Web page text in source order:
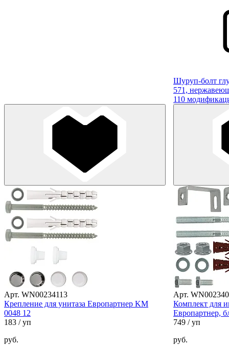
Шуруп-болт
571,
110
Арт. WN00234113
Крепление для унитаза Европартнер KM
0048 12
183 / уп
руб.
Арт.
Комплект для
Европартнер,
749 / уп
руб.